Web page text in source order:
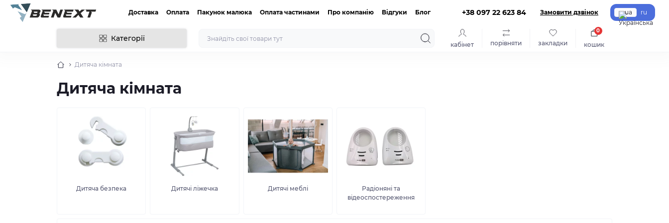
Доставка Оплата Пакунок малюка Оплата частинами Про компанію Відгуки Блог +38 097 22 623 84 Замовити дзвінок ua ru
Категорії
кабінет порівняти закладки кошик
0
Дитяча кімната
Дитяча кімната
Дитяча безпека Дитячі ліжечка Дитячі меблі
Радіоняні та
відеоспостереження